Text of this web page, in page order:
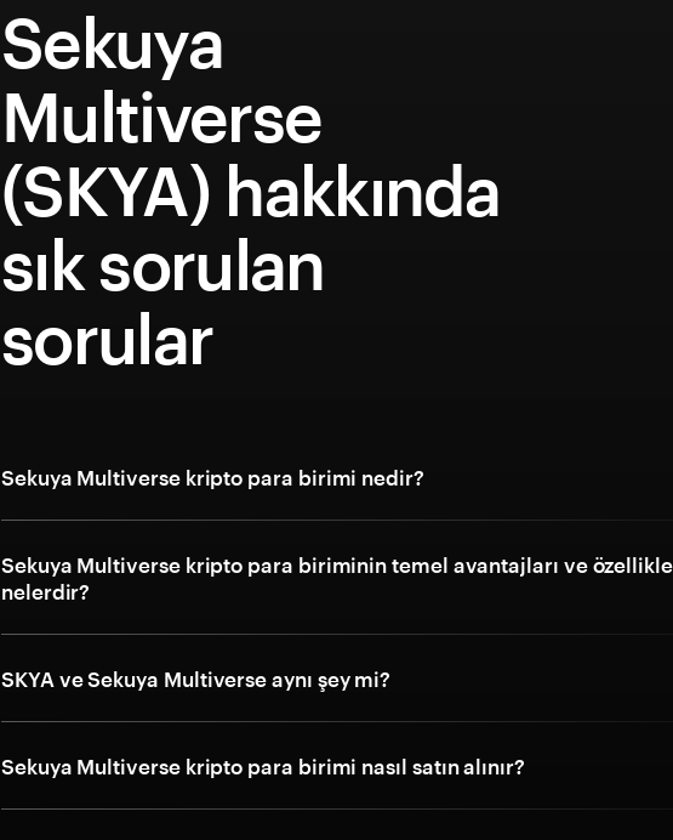
Sekuya
Multiverse
(SKYA) hakkında
sık sorulan
sorular
Sekuya Multiverse kripto para birimi nedir?
Sekuya Multiverse kripto para biriminin temel avantajları ve
nelerdir?
SKYA ve Sekuya Multiverse aynı şey mi?
Sekuya Multiverse kripto para birimi nasıl satın alınır?